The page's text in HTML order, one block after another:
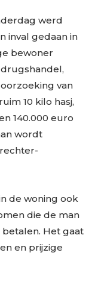
werd
inval gedaan in
bewoner
van
10 kilo hasj,
140.000 euro
wordt
de woning ook
die de man
Het gaat
en prijzige